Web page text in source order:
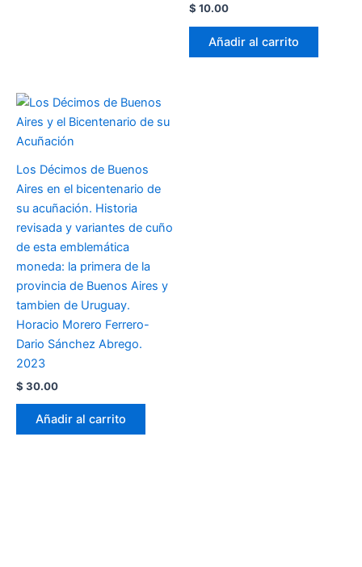
$ 10.00
Añadir al carrito
Los Décimos de Buenos
Aires en el bicentenario de
su acuñación. Historia
revisada y variantes de cuño
de esta emblemática
moneda: la primera de la
provincia de Buenos Aires y
tambien de Uruguay.
Horacio Morero Ferrero-
Dario Sánchez Abrego.
2023
$ 30.00
Añadir al carrito